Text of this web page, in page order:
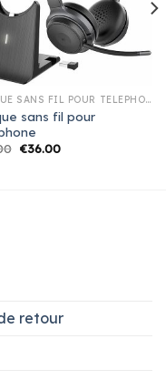
CASQUE SANS FIL POUR TELEPHONE
sans fil pour
€36.00
retour